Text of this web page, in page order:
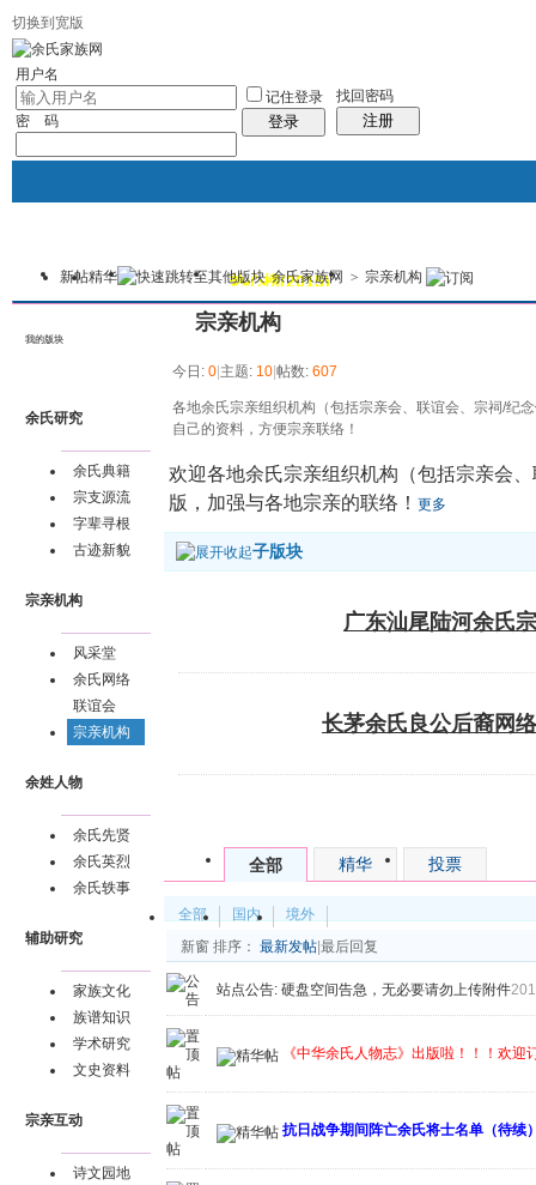
切换到宽版
用户名
密 码
记住登录
登录
找回密码
注册
我的 讨论区 热心榜(2015) 风采堂
新帖精华 余氏家族网 > 宗亲机构
我的版块
余氏研究
余氏典籍
宗支源流
字辈寻根
古迹新貌
宗亲机构
风采堂
余氏网络
联谊会
宗亲机构
余姓人物
余氏先贤
余氏英烈
余氏轶事
辅助研究
家族文化
族谱知识
学术研究
文史资料
宗亲互动
诗文园地
宗亲机构
今日: 0|主题: 10|帖数: 607
各地余氏宗亲组织机构（包括宗亲会、联谊会、宗祠/纪
自己的资料，方便宗亲联络！
欢迎各地余氏宗亲组织机构（包括宗亲会
版，加强与各地宗亲的联络！ 更多
子版块
广东汕尾陆河余氏
长茅余氏良公后裔网
全部 精华 投票
全部 国内
境外
新窗 排序： 最新发帖|最后回复
站点公告: 硬盘空间告急，无必要请勿上传附件
《中华余氏人物志》出版啦！！！欢迎
抗日战争期间阵亡余氏将士名单（待续